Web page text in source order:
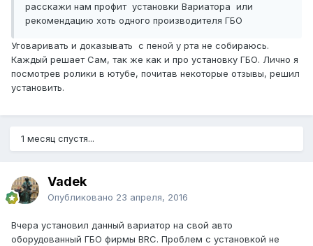
расскажи нам профит установки Вариатора или
рекомендацию хоть одного производителя ГБО
Уговаривать и доказывать с пеной у рта не собираюсь.
Каждый решает Сам, так же как и про установку ГБО. Лично я
посмотрев ролики в ютубе, почитав некоторые отзывы, решил
установить.
1 месяц спустя...
Vadek
Опубликовано 23 апреля, 2016
Вчера установил данный вариатор на свой авто
оборудованный ГБО фирмы BRC. Проблем с установкой не